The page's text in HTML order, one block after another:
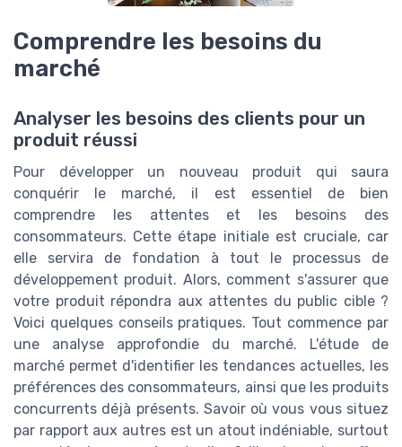
Comprendre les besoins du
marché
Analyser les besoins des clients pour un
produit réussi
Pour développer un nouveau produit qui saura
conquérir le marché, il est essentiel de bien
comprendre les attentes et les besoins des
consommateurs. Cette étape initiale est cruciale, car
elle servira de fondation à tout le processus de
développement produit. Alors, comment s'assurer que
votre produit répondra aux attentes du public cible ?
Voici quelques conseils pratiques. Tout commence par
une analyse approfondie du marché. L'étude de
marché permet d'identifier les tendances actuelles, les
préférences des consommateurs, ainsi que les produits
concurrents déjà présents. Savoir où vous vous situez
par rapport aux autres est un atout indéniable, surtout